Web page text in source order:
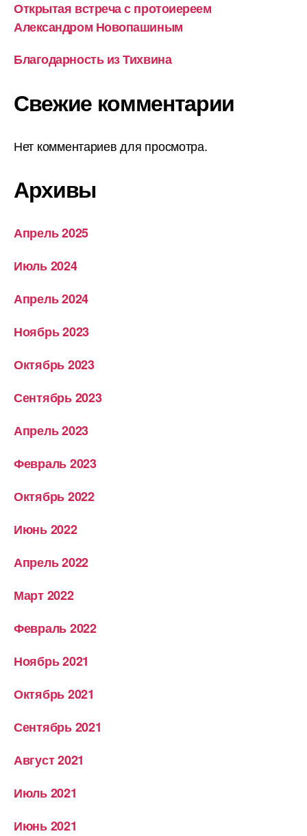
Открытая встреча с протоиереем
Александром Новопашиным
Благодарность из Тихвина
Свежие комментарии
Нет комментариев для просмотра.
Архивы
Апрель 2025
Июль 2024
Апрель 2024
Ноябрь 2023
Октябрь 2023
Сентябрь 2023
Апрель 2023
Февраль 2023
Октябрь 2022
Июнь 2022
Апрель 2022
Март 2022
Февраль 2022
Ноябрь 2021
Октябрь 2021
Сентябрь 2021
Август 2021
Июль 2021
Июнь 2021